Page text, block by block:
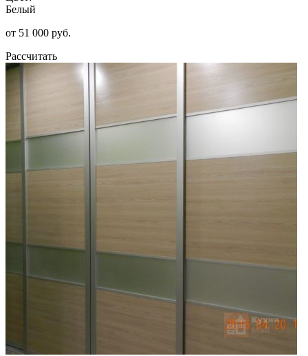
Белый
от 51 000 руб.
Рассчитать